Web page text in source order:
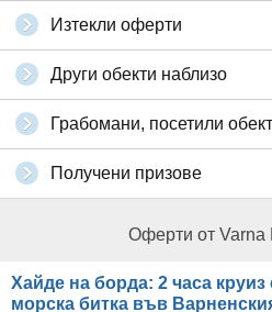
Изтекли оферти
Други обекти наблизо
Грабомани, посетили
Получени призове
Оферти от Varna
Хайде на борда: 2 часа круиз
морска битка във